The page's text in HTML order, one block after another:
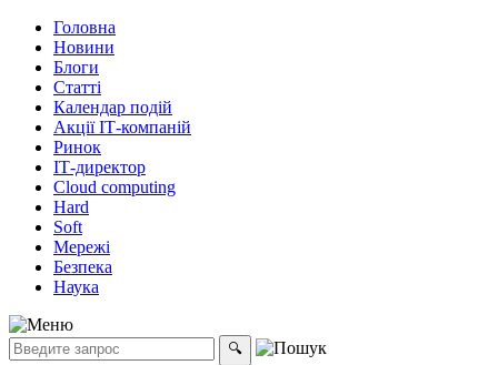
Головна
Новини
Блоги
Статті
Календар подій
Акції ІТ-компаній
Ринок
ІТ-директор
Cloud computing
Hard
Soft
Мережі
Безпека
Наука